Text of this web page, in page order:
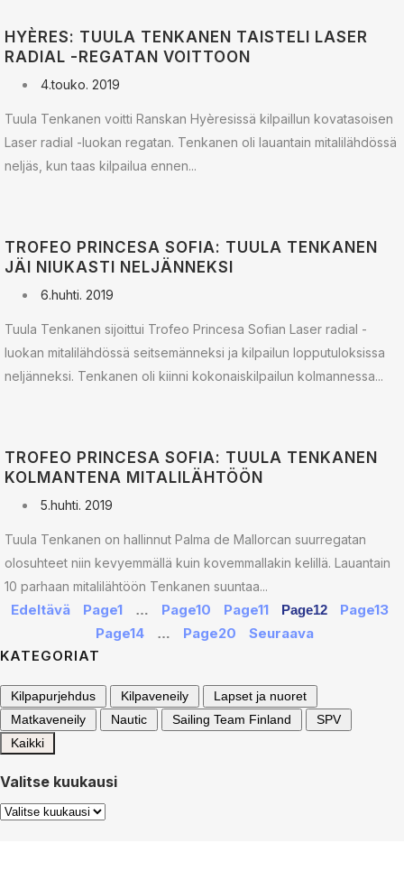
HYÈRES: TUULA TENKANEN TAISTELI LASER
RADIAL -REGATAN VOITTOON
4.touko. 2019
Tuula Tenkanen voitti Ranskan Hyèresissä kilpaillun kovatasoisen
Laser radial -luokan regatan. Tenkanen oli lauantain mitalilähdössä
neljäs, kun taas kilpailua ennen...
TROFEO PRINCESA SOFIA: TUULA TENKANEN
JÄI NIUKASTI NELJÄNNEKSI
6.huhti. 2019
Tuula Tenkanen sijoittui Trofeo Princesa Sofian Laser radial -
luokan mitalilähdössä seitsemänneksi ja kilpailun lopputuloksissa
neljänneksi. Tenkanen oli kiinni kokonaiskilpailun kolmannessa...
TROFEO PRINCESA SOFIA: TUULA TENKANEN
KOLMANTENA MITALILÄHTÖÖN
5.huhti. 2019
Tuula Tenkanen on hallinnut Palma de Mallorcan suurregatan
olosuhteet niin kevyemmällä kuin kovemmallakin kelillä. Lauantain
10 parhaan mitalilähtöön Tenkanen suuntaa...
Edeltävä Page1 … Page10 Page11 Page12 Page13
Page14 … Page20
Seuraava
KATEGORIAT
Kilpapurjehdus Kilpaveneily
Lapset ja nuoret
Matkaveneily
Nautic Sailing Team Finland
SPV
Kaikki
Valitse kuukausi
Valitse